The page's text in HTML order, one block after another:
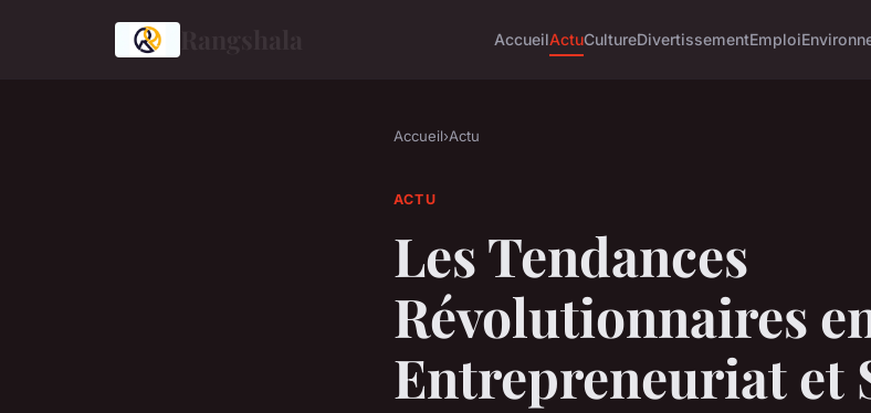
AccueilActuCultureDivertissementEmploi
Accueil›Actu
ACTU
Les Tendances
Révolutionnaires
Entrepreneuriat et